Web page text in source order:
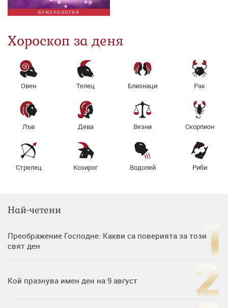
НУМЕРОЛОГИЯ
Хороскоп за деня
Овен Телец Близнаци Рак
Лъв Дева Везни Скорпион
Стрелец Козирог Водолей Риби
Най-четени
Преображение Господне: Какви са поверията за този
свят ден
Кой празнува имен ден на 9 август